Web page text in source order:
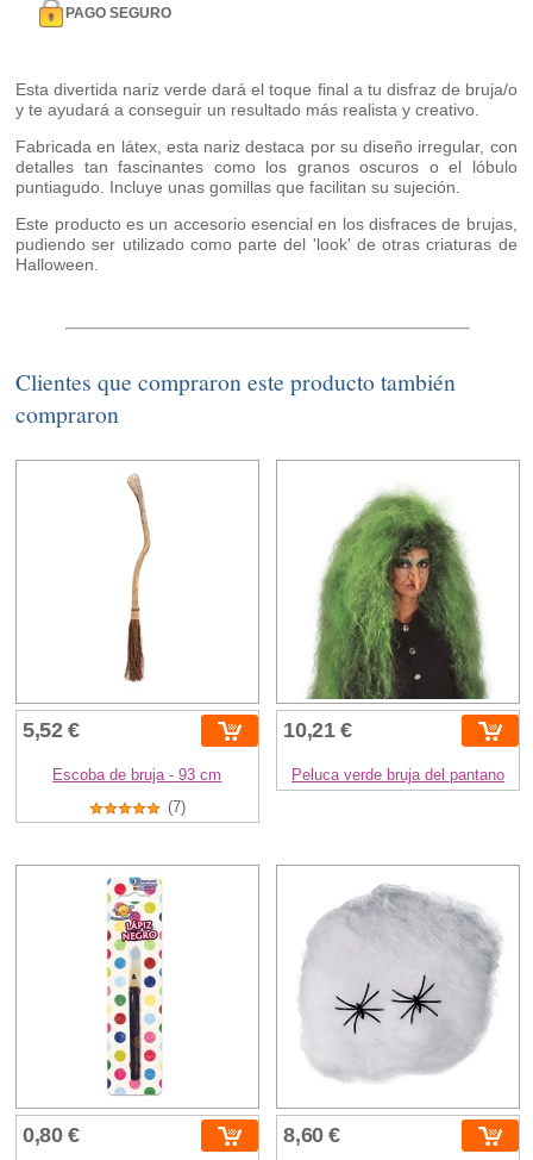
PAGO SEGURO
Esta divertida nariz verde dará el toque final a tu disfraz de bruja/o
y te ayudará a conseguir un resultado más realista y creativo.
Fabricada en látex, esta nariz destaca por su diseño irregular, con
detalles tan fascinantes como los granos oscuros o el lóbulo
puntiagudo. Incluye unas gomillas que facilitan su sujeción.
Este producto es un accesorio esencial en los disfraces de brujas,
pudiendo ser utilizado como parte del 'look' de otras criaturas de
Halloween.
Clientes que compraron este producto también
compraron
5,52 €
Escoba de bruja - 93 cm
(7)
10,21 €
Peluca verde bruja del pantano
0,80 € 8,60 €